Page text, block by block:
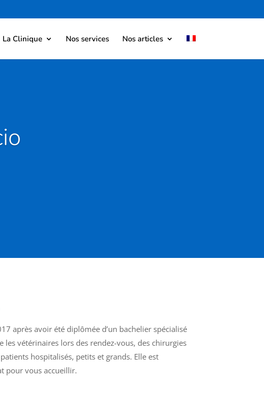
La Clinique Nos services Nos articles
après avoir été diplômée d’un bachelier spécialisé
les vétérinaires lors des rendez-vous, des chirurgies
hospitalisés, petits et grands. Elle est
pour vous accueillir.